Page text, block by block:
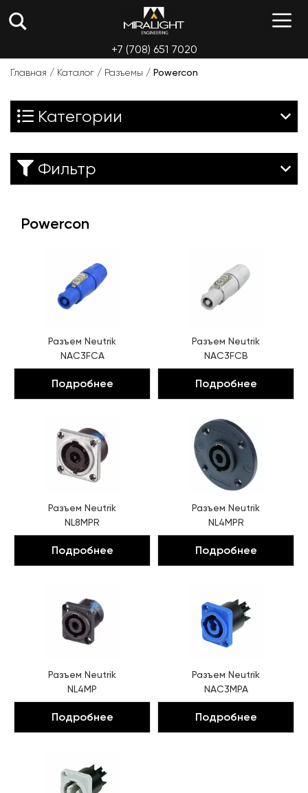
+7 (708) 651 7020
Главная / Каталог / Разъемы / Powercon
Powercon
Разъем Neutrik
NAC3FCA
Подробнее
Разъем Neutrik
NAC3FCB
Подробнее
Разъем Neutrik
NL8MPR
Подробнее
Разъем Neutrik
NL4MPR
Подробнее
Разъем Neutrik
NL4MP
Подробнее
Разъем Neutrik
NAC3MPA
Подробнее
Категории
Фильтр